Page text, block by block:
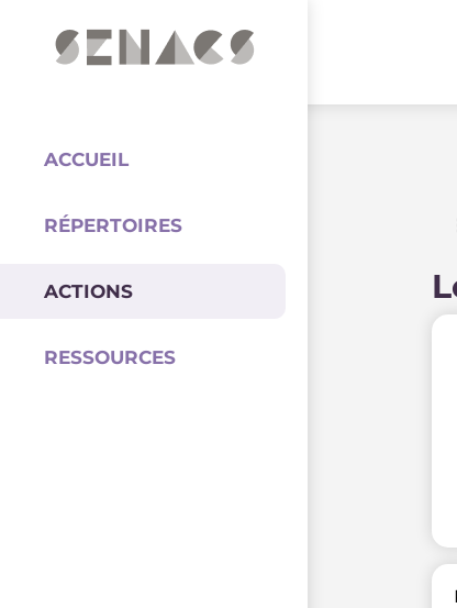
ACCUEIL
RÉPERTOIRES
ACTIONS
RESSOURCES
Coordination